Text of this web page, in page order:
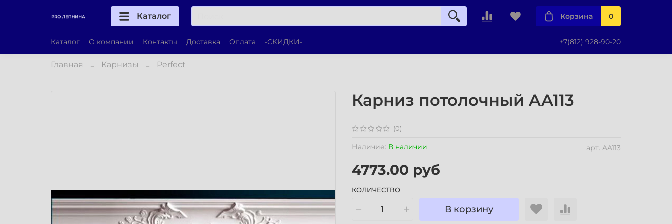
Каталог Корзина 0
Каталог О компании Контакты Доставка Оплата -СКИДКИ- +7(812) 928-90-20
Главная Карнизы Perfect
(0)
арт. AA113
Наличие: В наличии
Карниз потолочный AA113
4773.00 руб
КОЛИЧЕСТВО
В корзину